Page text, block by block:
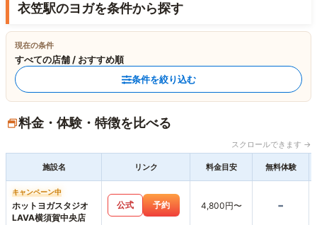
衣笠駅のヨガを条件から探す
現在の条件
すべての店舗 / おすすめ順
条件を絞り込む
料金・体験・特徴を比べる
スクロールできます →
施設名 リンク 料金目安 無料体験
キャンペーン中
ホットヨガスタジオ
LAVA横須賀中央店
公式 予約 4,800円〜 -